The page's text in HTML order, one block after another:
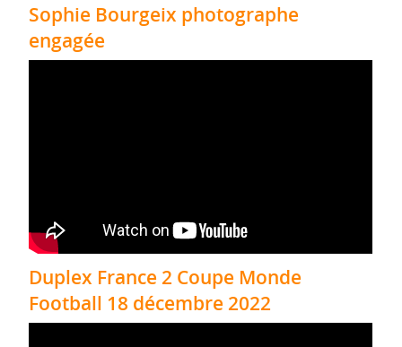
Sophie Bourgeix photographe
engagée
Duplex France 2 Coupe Monde
Football 18 décembre 2022